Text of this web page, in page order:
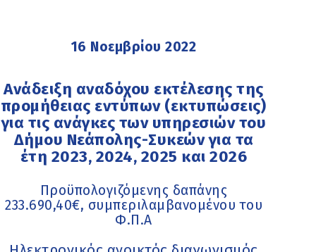
16 Νοεμβρίου 2022
Ανάδειξη αναδόχου εκτέλεσης της
προμήθειας εντύπων (εκτυπώσεις)
για τις ανάγκες των υπηρεσιών του
Δήμου Νεάπολης-Συκεών για τα
έτη 2023, 2024, 2025 και 2026
Προϋπολογιζόμενης δαπάνης
233.690,40€, συμπεριλαμβανομένου του
Φ.Π.Α